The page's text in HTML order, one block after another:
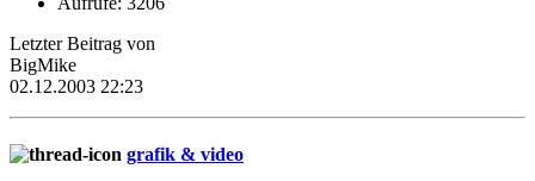
Letzter Beitrag von
BigMike
02.12.2003 22:23
grafik & video